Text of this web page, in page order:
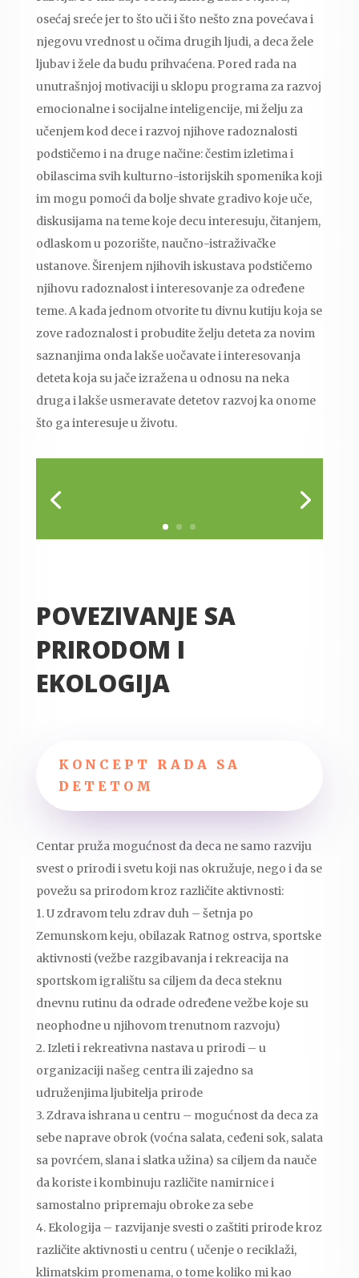
osećaj sreće jer to što uči i što nešto zna povećava i
njegovu vrednost u očima drugih ljudi, a deca žele
ljubav i žele da budu prihvaćena. Pored rada na
unutrašnjoj motivaciji u sklopu programa za razvoj
emocionalne i socijalne inteligencije, mi želju za
učenjem kod dece i razvoj njihove radoznalosti
podstičemo i na druge načine: čestim izletima i
obilascima svih kulturno-istorijskih spomenika koji
im mogu pomoći da bolje shvate gradivo koje uče,
diskusijama na teme koje decu interesuju, čitanjem,
odlaskom u pozorište, naučno-istraživačke
ustanove. Širenjem njihovih iskustava podstičemo
njihovu radoznalost i interesovanje za određene
teme. A kada jednom otvorite tu divnu kutiju koja se
zove radoznalost i probudite želju deteta za novim
saznanjima onda lakše uočavate i interesovanja
deteta koja su jače izražena u odnosu na neka
druga i lakše usmeravate detetov razvoj ka onome
što ga interesuje u životu.
POVEZIVANJE SA
PRIRODOM I
EKOLOGIJA
KONCEPT RADA SA
DETETOM
Centar pruža mogućnost da deca ne samo razviju
svest o prirodi i svetu koji nas okružuje, nego i da se
povežu sa prirodom kroz različite aktivnosti:
1. U zdravom telu zdrav duh – šetnja po
Zemunskom keju, obilazak Ratnog ostrva, sportske
aktivnosti (vežbe razgibavanja i rekreacija na
sportskom igralištu sa ciljem da deca steknu
dnevnu rutinu da odrade određene vežbe koje su
neophodne u njihovom trenutnom razvoju)
2. Izleti i rekreativna nastava u prirodi – u
organizaciji našeg centra ili zajedno sa
udruženjima ljubitelja prirode
3. Zdrava ishrana u centru – mogućnost da deca za
sebe naprave obrok (voćna salata, ceđeni sok, salata
sa povrćem, slana i slatka užina) sa ciljem da nauče
da koriste i kombinuju različite namirnice i
samostalno pripremaju obroke za sebe
4. Ekologija – razvijanje svesti o zaštiti prirode kroz
različite aktivnosti u centru ( učenje o reciklaži,
klimatskim promenama, o tome koliko mi kao